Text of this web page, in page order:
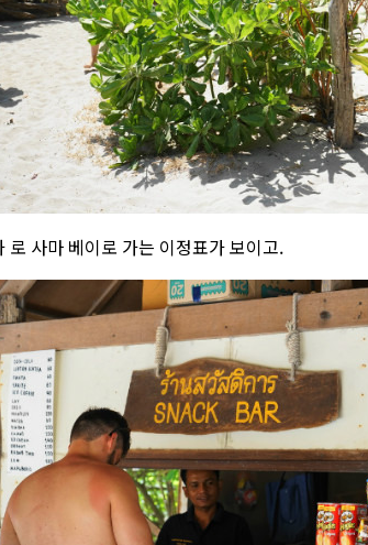
로 사마 베이로 가는 이정표가 보이고.